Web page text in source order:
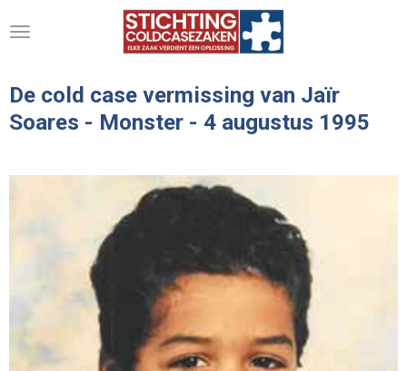
direct
de
hoofdinhoud
De cold case vermissing van Jaïr
Soares - Monster - 4 augustus 1995